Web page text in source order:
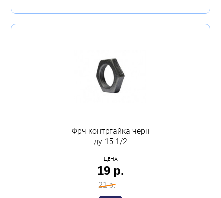
Фрч контргайка черн
ду-15 1/2
ЦЕНА
19 р.
21 р.